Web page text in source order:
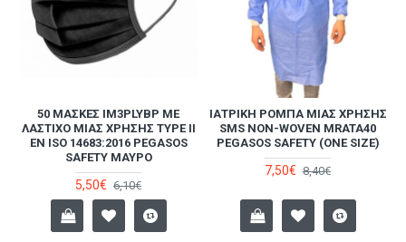
50 ΜΆΣΚΕΣ IM3PLYBP ΜΕ
ΛΆΣΤΙΧΟ ΜΊΑΣ ΧΡΉΣΗΣ TYPE II
ΕΝ ISO 14683:2016 PEGASOS
SAFETY ΜΑΎΡΟ
5,50€ 6,10€
ΙΑΤΡΙΚΉ ΡΌΜΠΑ ΜΊΑΣ ΧΡΉΣΗΣ
SMS NON-WOVEN MRATA40
PEGASOS SAFETY (ONE SIZE)
7,50€ 8,40€